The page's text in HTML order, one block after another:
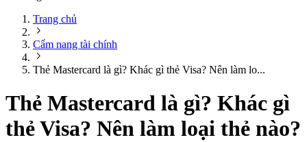
Trang chủ
Cẩm nang tài chính
Thẻ Mastercard là gì? Khác gì thẻ Visa? Nên làm lo...
Thẻ Mastercard là gì? Khác gì
thẻ Visa? Nên làm loại thẻ nào?